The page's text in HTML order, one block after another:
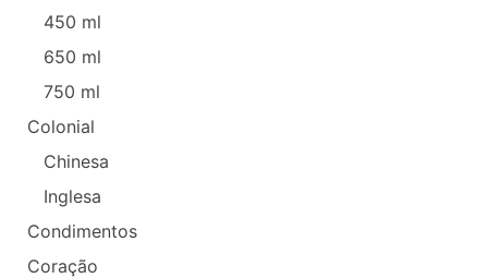
450 ml
650 ml
750 ml
Colonial
Chinesa
Inglesa
Condimentos
Coração